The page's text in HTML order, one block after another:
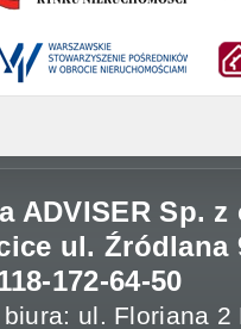
ADVISER Sp.
ul. Źródlana
172-64-50
ul. Floriana